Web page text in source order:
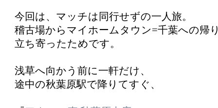
今回は、マッチは同行せずの一人旅。
稽古場からマイホームタウン=千葉への帰
立ち寄ったためです。
浅草へ向かう前に一軒だけ、
途中の秋葉原駅で降りてすぐ、